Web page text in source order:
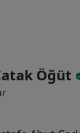
Öğüt